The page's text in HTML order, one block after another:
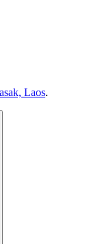
Laos.